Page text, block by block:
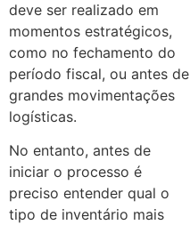
deve ser realizado em
momentos estratégicos,
como no fechamento do
período fiscal, ou antes de
grandes movimentações
logísticas.
No entanto, antes de
iniciar o processo é
preciso entender qual o
tipo de inventário mais